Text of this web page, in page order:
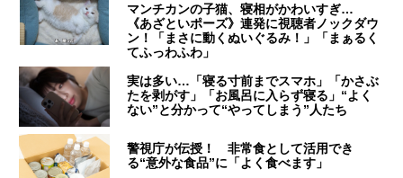
マンチカンの子猫、寝相がかわいすぎ…
《あざといポーズ》連発に視聴者ノックダウ
ン！「まさに動くぬいぐるみ！」「まぁるく
てふっわふわ」
実は多い…「寝る寸前までスマホ」「かさぶ
たを剥がす」「お風呂に入らず寝る」“よく
ない”と分かって“やってしまう”人たち
警視庁が伝授！ 非常食として活用でき
る“意外な食品”に「よく食べます」